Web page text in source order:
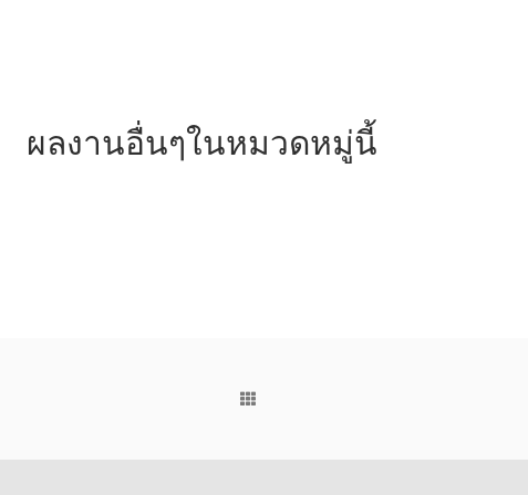
ผลงานอื่นๆในหมวดหมู่นี้